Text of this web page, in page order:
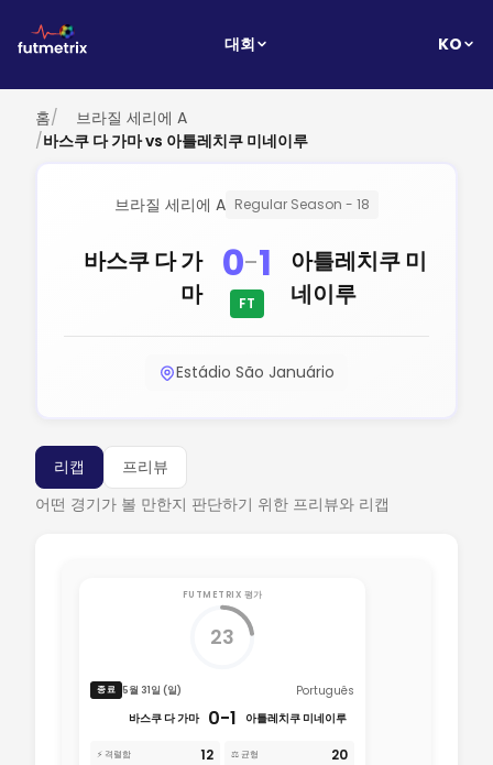
대회 KO
홈/
브라질 세리에 A
/바스쿠 다 가마 vs 아틀레치쿠 미네이루
브라질 세리에 A Regular Season - 18
바스쿠 다 가
마
0-1
FT
아틀레치쿠 미
네이루
Estádio São Januário
리캡
프리뷰
어떤 경기가 볼 만한지 판단하기 위한 프리뷰와 리캡
FUTMETRIX 평가
23
종료 5월 31일 (일)
Português
바스쿠 다 가마 0-1 아틀레치쿠 미네이루
⚡ 격렬함 12 ⚖️ 균형 20